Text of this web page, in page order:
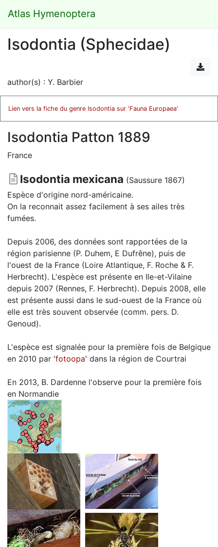
Atlas Hymenoptera
Isodontia (Sphecidae)
author(s) : Y. Barbier
Lien vers la fiche du genre Isodontia sur 'Fauna Europaea'
Isodontia Patton 1889
France
Isodontia mexicana (Saussure 1867)
Espèce d'origine nord-américaine.
On la reconnait assez facilement à ses ailes très
fumées.
Depuis 2006, des données sont rapportées de la
région parisienne (P. Duhem, E Dufrêne), puis de
l'ouest de la France (Loire Atlantique, F. Roche & F.
Herbrecht). L'espèce est présente en Ile-et-Vilaine
depuis 2007 (Rennes, F. Herbrecht). Depuis 2008, elle
est présente aussi dans le sud-ouest de la France où
elle est très souvent observée (comm. pers. D.
Genoud).
L'espèce est signalée pour la première fois de Belgique
en 2010 par 'fotoopa' dans la région de Courtrai
En 2013, B. Dardenne l'observe pour la première fois
en Normandie